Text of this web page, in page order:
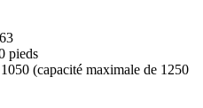
pieds
(capacité maximale de 1250